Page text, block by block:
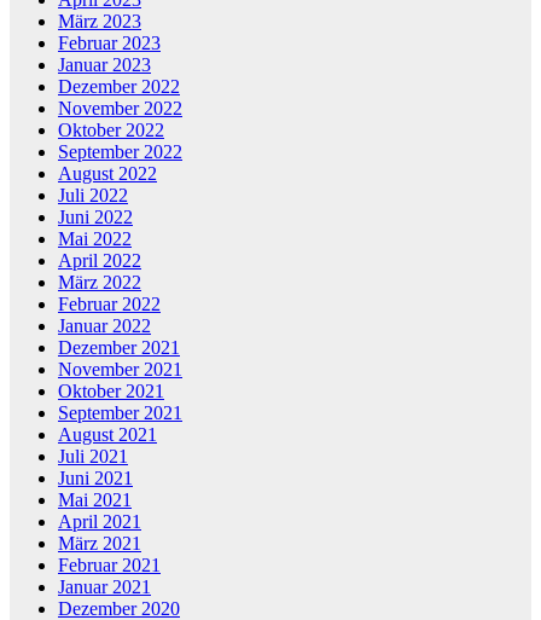
März 2023
Februar 2023
Januar 2023
Dezember 2022
November 2022
Oktober 2022
September 2022
August 2022
Juli 2022
Juni 2022
Mai 2022
April 2022
März 2022
Februar 2022
Januar 2022
Dezember 2021
November 2021
Oktober 2021
September 2021
August 2021
Juli 2021
Juni 2021
Mai 2021
April 2021
März 2021
Februar 2021
Januar 2021
Dezember 2020